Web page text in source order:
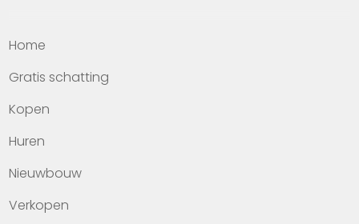
Home
Gratis schatting
Kopen
Huren
Nieuwbouw
Verkopen